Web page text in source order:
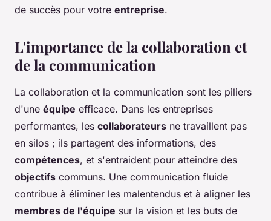
de succès pour votre entreprise.
L'importance de la collaboration et
de la communication
La collaboration et la communication sont les piliers
d'une équipe efficace. Dans les entreprises
performantes, les collaborateurs ne travaillent pas
en silos ; ils partagent des informations, des
compétences, et s'entraident pour atteindre des
objectifs communs. Une communication fluide
contribue à éliminer les malentendus et à aligner les
membres de l'équipe sur la vision et les buts de